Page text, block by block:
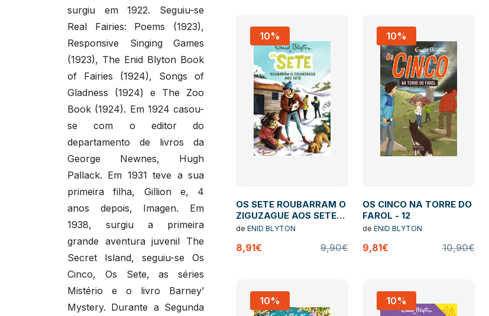
surgiu em 1922. Seguiu-se
Real Fairies: Poems (1923),
Responsive Singing Games
(1923), The Enid Blyton Book
of Fairies (1924), Songs of
Gladness (1924) e The Zoo
Book (1924). Em 1924 casou-
se com o editor do
departamento de livros da
George Newnes, Hugh
Pallack. Em 1931 teve a sua
primeira filha, Gillion e, 4
anos depois, Imagen. Em
1938, surgiu a primeira
grande aventura juvenil The
Secret Island, seguiu-se Os
Cinco, Os Sete, as séries
Mistério e o livro Barney’
Mystery. Durante a Segunda
10%
OS SETE ROUBARRAM O
ZIGUZAGUE AOS SETE
13
de ENID BLYTON
8,91€ 9,90€
10%
OS CINCO NA TORRE DO
FAROL - 12
de ENID BLYTON
9,81€ 10,90€
10% 10%